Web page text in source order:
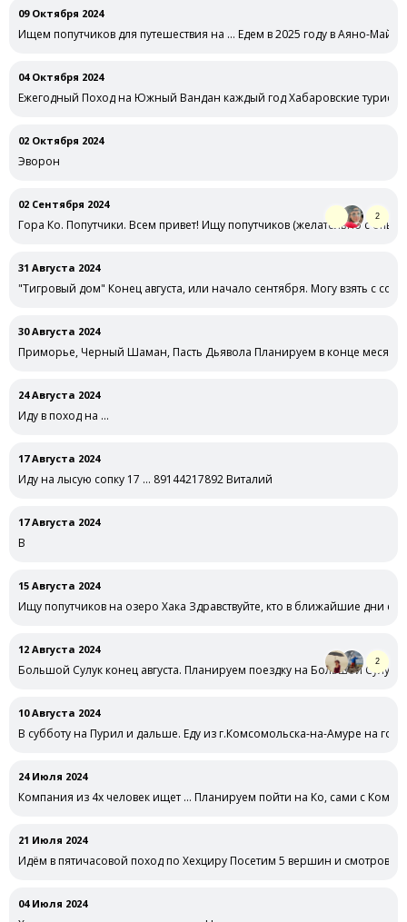
09 Октября 2024
Ищем попутчиков для путешествия на … Едем в 2025 году в Аяно-
04 Октября 2024
Ежегодный Поход на Южный Вандан каждый год Хабаровские
02 Октября 2024
Эворон
02 Сентября 2024
Гора Ко. Попутчики. Всем привет! Ищу попутчиков (желательно с
2
31 Августа 2024
"Тигровый дом" Конец августа, или начало сентября. Могу взять с
30 Августа 2024
Приморье, Черный Шаман, Пасть Дьявола Планируем в конце
24 Августа 2024
Иду в поход на …
17 Августа 2024
Иду на лысую сопку 17 … 89144217892 Виталий
17 Августа 2024
В
15 Августа 2024
Ищу попутчиков на озеро Хака Здравствуйте, кто в ближайшие дни
12 Августа 2024
Большой Сулук конец августа. Планируем поездку на Большой Сулук.
2
10 Августа 2024
В субботу на Пурил и дальше. Еду из г.Комсомольска-на-Амуре на
24 Июля 2024
Компания из 4х человек ищет … Планируем пойти на Ко, сами с
21 Июля 2024
Идём в пятичасовой поход по Хехциру Посетим 5 вершин и
04 Июля 2024